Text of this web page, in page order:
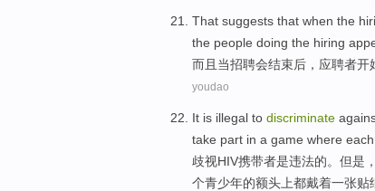
That suggests that when the
the people doing the hiring
而且 当招聘会结束后 ， 应聘者开
youdao
It is illegal to discriminate
take part in a game where each
歧视HIV携带者是违法的。 但是 ，
个青少年的额头上都戴着一张贴